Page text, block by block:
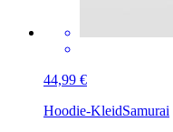
44,99 €
Hoodie-KleidSamurai